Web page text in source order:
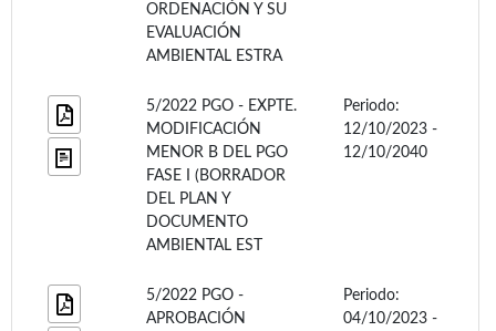
ORDENACIÓN Y SU
EVALUACIÓN
AMBIENTAL ESTRA
5/2022 PGO - EXPTE.
MODIFICACIÓN
MENOR B DEL PGO
FASE I (BORRADOR
DEL PLAN Y
DOCUMENTO
AMBIENTAL EST
Periodo:
12/10/2023 -
12/10/2040
5/2022 PGO -
APROBACIÓN
Periodo:
04/10/2023 -